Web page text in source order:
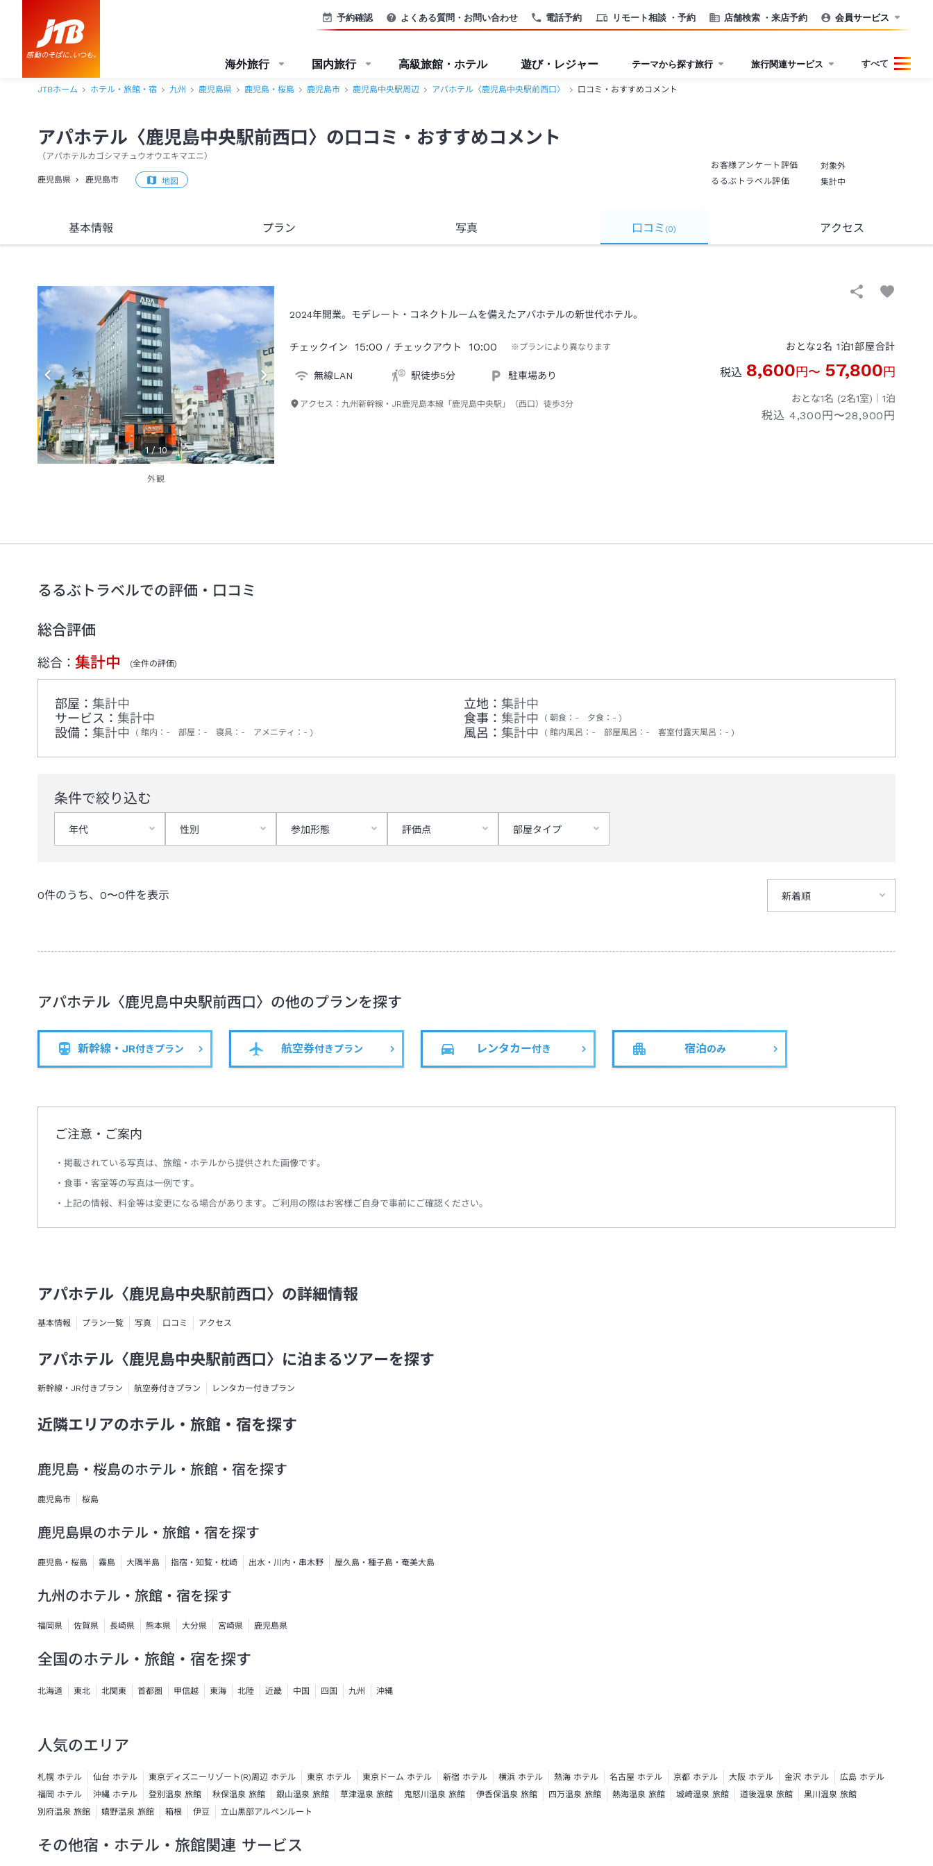
電話予約 リモート相談 ・予約 店舗検索 ・来店予約
予約確認 よくある質問・お問い合わせ 会員サービス
海外旅行 国内旅行 高級旅館・ホテル 遊び・レジャー テーマから探す旅行 旅行関連サービス すべて
JTBホーム ホテル・旅館・宿 九州 鹿児島県 鹿児島・桜島 鹿児島市 鹿児島中央駅周辺 アパホテル〈鹿児島中央駅前西口〉 口コミ・おすすめコメント
アパホテル〈鹿児島中央駅前西口〉の口コミ・おすすめコメント
（アパホテルカゴシマチュウオウエキマエニ）
鹿児島県 鹿児島市 地図
お客様アンケート評価
対象外
るるぶトラベル評価
集計中
基本情報 プラン 写真 口コミ (0) アクセス
1 /10
外観
2024年開業。モデレート・コネクトルームを備えたアパホテルの新世代ホテル。
チェックイン 15:00 / チェックアウト 10:00 ※プランにより異なります
無線LAN 駅徒歩5分 駐車場あり
アクセス： 九州新幹線・JR鹿児島本線「鹿児島中央駅」（西口）徒歩3分
おとな2名 1泊1部屋合計
税込 8,600円〜 57,800円
おとな1名 (2名1室)｜ 1泊
税込 4,300円〜28,900円
るるぶトラベルでの評価・口コミ
総合評価
総合： 集計中 (全件の評価)
部屋： 集計中 立地： 集計中
サービス： 集計中 食事： 集計中 朝食 ： - 夕食 ： -
設備： 集計中 館内 ： - 部屋 ： - 寝具 ： - アメニティ ： - 風呂： 集計中 館内風呂 ： - 部屋風呂 ： - 客室付露天風呂 ： -
条件で絞り込む
年代 性別 参加形態 評価点 部屋タイプ
0件のうち、 0〜0件を表示 新着順
アパホテル〈鹿児島中央駅前西口〉 の他のプランを探す
新幹線・JR付きプラン 航空券付きプラン レンタカー付き 宿泊のみ
ご注意・ご案内
掲載されている写真は、旅館・ホテルから提供された画像です。
食事・客室等の写真は一例です。
上記の情報、料金等は変更になる場合があります。ご利用の際はお客様ご自身で事前にご確認ください。
アパホテル〈鹿児島中央駅前西口〉の詳細情報
基本情報 プラン一覧 写真 口コミ アクセス
アパホテル〈鹿児島中央駅前西口〉に泊まるツアーを探す
新幹線・JR付きプラン 航空券付きプラン レンタカー付きプラン
近隣エリアのホテル・旅館・宿を探す
鹿児島・桜島のホテル・旅館・宿を探す
鹿児島市 桜島
鹿児島県のホテル・旅館・宿を探す
鹿児島・桜島 霧島 大隅半島 指宿・知覧・枕崎 出水・川内・串木野 屋久島・種子島・奄美大島
九州のホテル・旅館・宿を探す
福岡県 佐賀県 長崎県 熊本県 大分県 宮崎県 鹿児島県
全国のホテル・旅館・宿を探す
北海道 東北 北関東 首都圏 甲信越 東海 北陸 近畿 中国 四国 九州 沖縄
人気のエリア
札幌 ホテル 仙台 ホテル 東京ディズニーリゾート(R)周辺 ホテル 東京 ホテル 東京ドーム ホテル 新宿 ホテル 横浜 ホテル 熱海 ホテル 名古屋 ホテル 京都 ホテル 大阪 ホテル 金沢 ホテル
広島 ホテル
福岡 ホテル
沖縄 ホテル 登別温泉 旅館 秋保温泉 旅館 銀山温泉 旅館 草津温泉 旅館 鬼怒川温泉 旅館 伊香保温泉 旅館 四万温泉 旅館 熱海温泉 旅館 城崎温泉 旅館 道後温泉 旅館
黒川温泉 旅館
別府温泉 旅館
嬉野温泉 旅館 箱根 伊豆 立山黒部アルペンルート
その他宿・ホテル・旅館関連 サービス